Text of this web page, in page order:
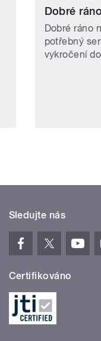
Dobré ráno
Dobré ráno
potřebný
vykročení
Sledujte nás
Certifikováno